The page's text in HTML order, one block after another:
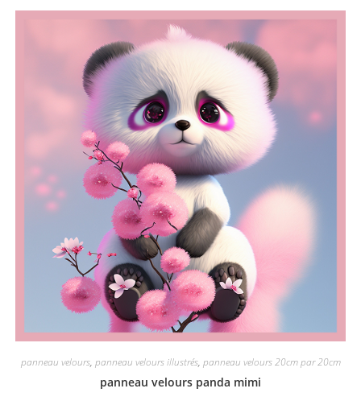
panneau velours, panneau velours illustrés, panneau velours 20cm par 20cm
panneau velours panda mimi